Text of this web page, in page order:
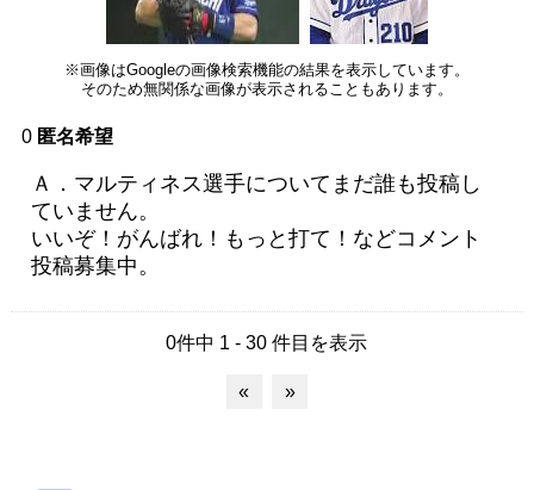
※画像はGoogleの画像検索機能の結果を表示しています。
そのため無関係な画像が表示されることもあります。
0 匿名希望
Ａ．マルティネス選手についてまだ誰も投稿し
ていません。
いいぞ！がんばれ！もっと打て！などコメント
投稿募集中。
0件中 1 - 30 件目を表示
« »